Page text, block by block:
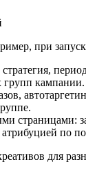
при
групп кампании.
страницами:
по
для